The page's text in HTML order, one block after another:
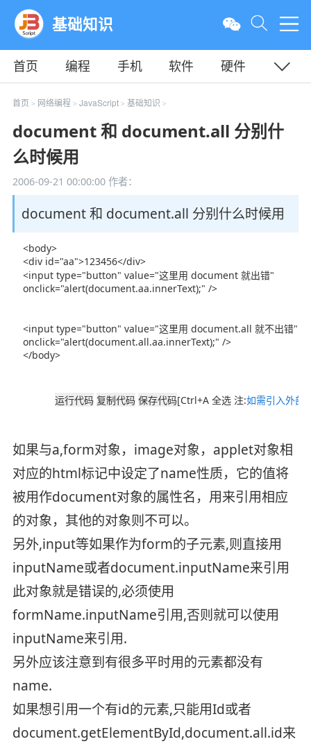
基础知识
首页 编程 手机 软件
硬件
教程
平面 服务器
首页 > 网络编程 > JavaScript> 基础知识 >
document 和 document.all 分别什
么时候用
2006-09-21 00:00:00作者：
document 和 document.all 分别什么时候用
[Ctrl+A 全选 注:如需引入外部
如果与a,form对象，image对象，applet对象相
对应的html标记中设定了name性质，它的值将
被用作document对象的属性名，用来引用相应
的对象，其他的对象则不可以。
另外,input等如果作为form的子元素,则直接用
inputName或者document.inputName来引用
此对象就是错误的,必须使用
formName.inputName引用,否则就可以使用
inputName来引用.
另外应该注意到有很多平时用的元素都没有
name.
如果想引用一个有id的元素,只能用Id或者
document.getElementById,document.all.id来